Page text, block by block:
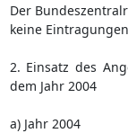
Der
keine
2. Einsatz des
dem Jahr 2004
a) Jahr 2004